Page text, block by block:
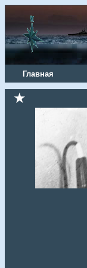
Главная
★